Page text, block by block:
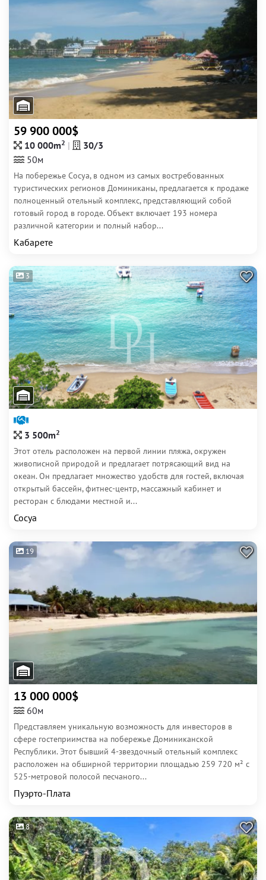
59 900 000$
10 000m2
30/3
50м
На побережье Сосуа, в одном из самых востребованных
туристических регионов Доминиканы, предлагается к продаже
полноценный отельный комплекс, представляющий собой
готовый город в городе. Объект включает 193 номера
различной категории и полный набор...
Кабарете
3
3 500m2
Этот отель расположен на первой линии пляжа, окружен
живописной природой и предлагает потрясающий вид на
океан. Он предлагает множество удобств для гостей, включая
открытый бассейн, фитнес-центр, массажный кабинет и
ресторан с блюдами местной и...
Сосуа
19
13 000 000$
60м
Представляем уникальную возможность для инвесторов в
сфере гостеприимства на побережье Доминиканской
Республики. Этот бывший 4-звездочный отельный комплекс
расположен на обширной территории площадью 259 720 м² с
525-метровой полосой песчаного...
Пуэрто-Плата
8